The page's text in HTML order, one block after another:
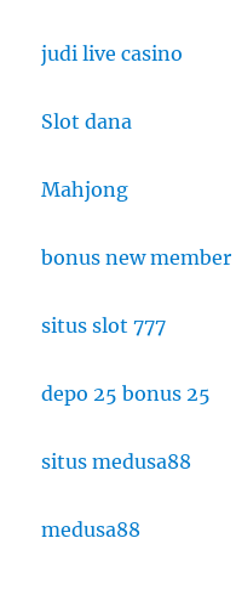
judi live casino
Slot dana
Mahjong
bonus new member
situs slot 777
depo 25 bonus 25
situs medusa88
medusa88